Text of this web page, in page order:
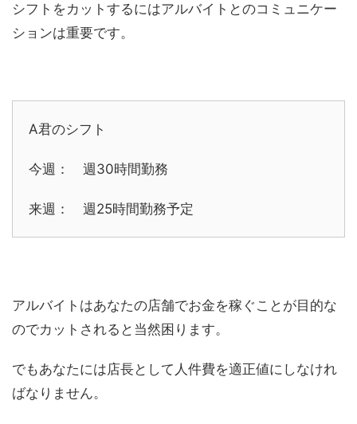
シフトをカットするにはアルバイトとのコミュニケー
ションは重要です。
A君のシフト
今週： 週30時間勤務
来週： 週25時間勤務予定
アルバイトはあなたの店舗でお金を稼ぐことが目的な
のでカットされると当然困ります。
でもあなたには店長として人件費を適正値にしなけれ
ばなりません。